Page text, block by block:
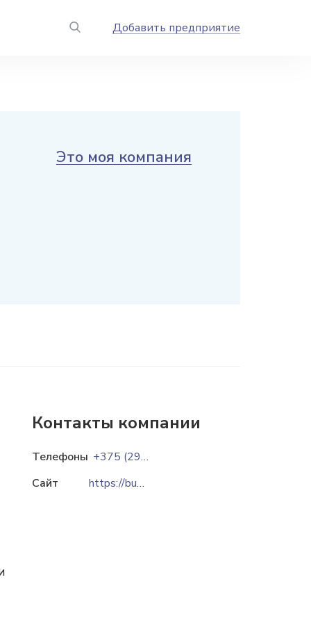
Добавить предприятие
Это моя компания
Контакты компании
Телефоны
+375 (29) 676-89-67
Сайт
https://bumtara.by